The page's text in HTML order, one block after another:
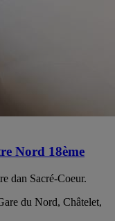
Nord 18ème
dan Sacré-Coeur.
du Nord, Châtelet,